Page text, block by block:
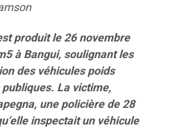
produit le 26 novembre
à Bangui, soulignant les
des véhicules poids
La victime,
une policière de 28
inspectait un véhicule